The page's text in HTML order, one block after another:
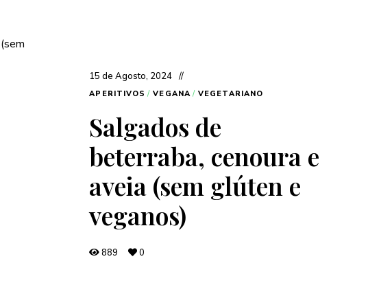
15 de Agosto, 2024
APERITIVOS / VEGANA / VEGETARIANO
Salgados de
beterraba, cenoura e
aveia (sem glúten e
veganos)
889 0